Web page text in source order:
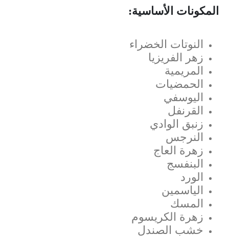
المكونات الأساسية:
النوتات الخضراء
زهر الفريزيا
المريمية
الحمضيات
اليوسفي
القرنفل
زنبق الوادي
النرجس
زهرة العاج
البنفسج
الورد
الياسمين
المسك
زهرة الكريسوم
خشب الصندل